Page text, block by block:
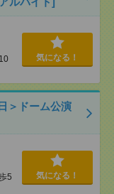
気になる！
＞ドーム公演
5
気になる！